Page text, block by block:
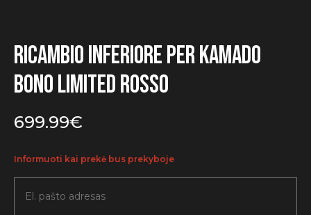
Ricambio inferiore per Kamado
Bono Limited Rosso
699.99€
Informuoti kai prekė bus prekyboje